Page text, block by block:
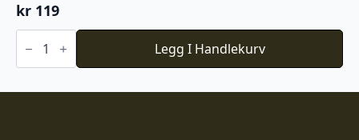
kr 119
Du
Store
Faerytale
Legg I Handlekurv